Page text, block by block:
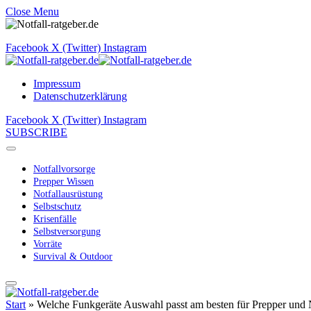
Close Menu
Facebook X (Twitter) Instagram
Impressum
Datenschutzerklärung
Facebook X (Twitter) Instagram
SUBSCRIBE
Notfallvorsorge
Prepper Wissen
Notfallausrüstung
Selbstschutz
Krisenfälle
Selbstversorgung
Vorräte
Survival & Outdoor
Start » Welche Funkgeräte Auswahl passt am besten für Prepper und